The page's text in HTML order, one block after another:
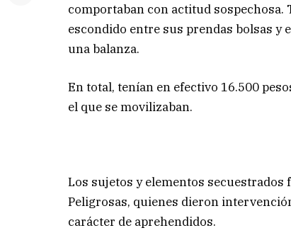
comportaban con actitud
escondido entre sus prendas bolsas y
una balanza.
En total, tenían en efectivo 16.500
el que se movilizaban.
Los sujetos y elementos
Peligrosas, quienes dieron
carácter de aprehendidos.